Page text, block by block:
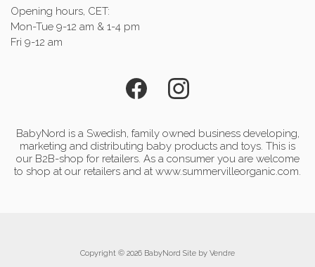
Opening hours, CET:
Mon-Tue 9-12 am & 1-4 pm
Fri 9-12 am
BabyNord is a Swedish, family owned business developing,
marketing and distributing baby products and toys. This is
our B2B-shop for retailers. As a consumer you are welcome
to shop at our retailers and at www.summervilleorganic.com.
Copyright © 2026 BabyNord Site by Vendre